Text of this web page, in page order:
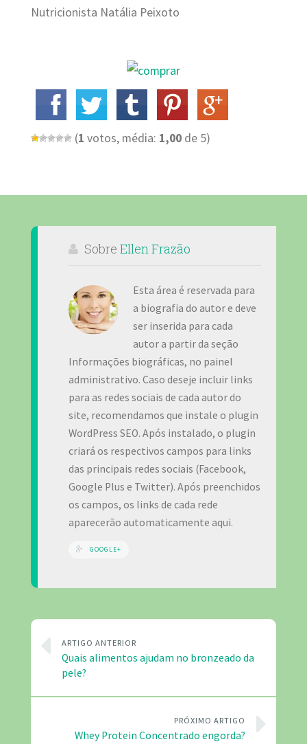
Nutricionista Natália Peixoto
(1 votos, média: 1,00de 5)
Sobre Ellen Frazão
Esta área é reservada para
a biografia do autor e deve
ser inserida para cada
autor a partir da seção
Informações biográficas, no painel
administrativo. Caso deseje incluir links
para as redes sociais de cada autor do
site, recomendamos que instale o plugin
WordPress SEO. Após instalado, o plugin
criará os respectivos campos para links
das principais redes sociais (Facebook,
Google Plus e Twitter). Após preenchidos
os campos, os links de cada rede
aparecerão automaticamente aqui.
GOOGLE+
ARTIGO ANTERIOR
Quais alimentos ajudam no bronzeado da
pele?
PRÓXIMO ARTIGO
Whey Protein Concentrado engorda?